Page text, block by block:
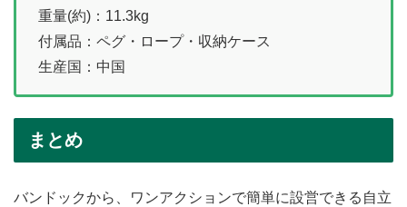
重量(約)：11.3kg
付属品：ペグ・ロープ・収納ケース
生産国：中国
まとめ
バンドックから、ワンアクションで簡単に設営できる自立